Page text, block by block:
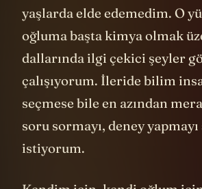
yaşlarda elde edemedim. O
oğluma başta kimya olmak
dallarında ilgi çekici şeyler
çalışıyorum. İleride bilim
seçmese bile en azından
soru sormayı, deney
istiyorum.